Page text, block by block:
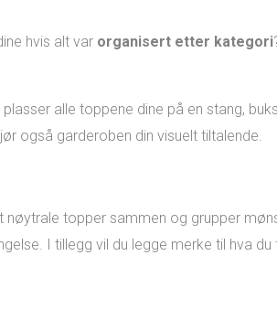
hvis alt var organisert etter kategori
alle toppene dine på en stang,
også garderoben din visuelt tiltalende.
nøytrale topper sammen og grupper
I tillegg vil du legge merke til hva